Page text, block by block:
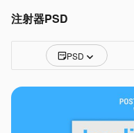
注射器PSD
PSD